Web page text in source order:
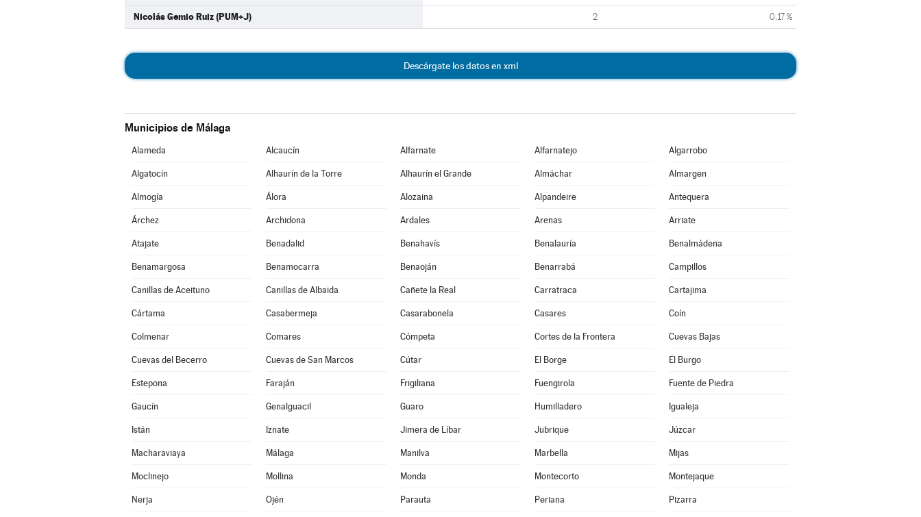
Nicolás Gemio Ruiz (PUM+J) 2 0,17 %
Descárgate los datos en xml
Municipios de Málaga
Alameda Alcaucín Alfarnate Alfarnatejo Algarrobo
Algatocín Alhaurín de la Torre Alhaurín el Grande Almáchar Almargen
Almogía Álora Alozaina Alpandeire Antequera
Árchez Archidona Ardales Arenas Arriate
Atajate Benadalid Benahavís Benalauría Benalmádena
Benamargosa Benamocarra Benaoján Benarrabá Campillos
Canillas de Aceituno Canillas de Albaida Cañete la Real Carratraca Cartajima
Cártama Casabermeja Casarabonela Casares Coín
Colmenar Comares Cómpeta Cortes de la Frontera Cuevas Bajas
Cuevas del Becerro Cuevas de San Marcos Cútar El Borge El Burgo
Estepona Faraján Frigiliana Fuengirola Fuente de Piedra
Gaucín Genalguacil Guaro Humilladero Igualeja
Istán Iznate Jimera de Líbar Jubrique Júzcar
Macharaviaya Málaga Manilva Marbella Mijas
Moclinejo Mollina Monda Montecorto Montejaque
Nerja Ojén Parauta Periana Pizarra